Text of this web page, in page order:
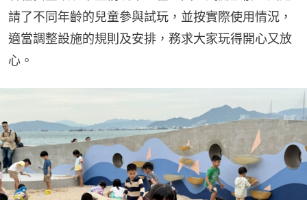
請了不同年齡的兒童參與試玩，並按實際使用情況，
適當調整設施的規則及安排，務求大家玩得開心又放
心。